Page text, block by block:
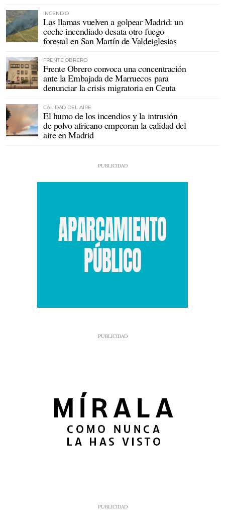
INCENDIO
Las llamas vuelven a golpear Madrid: un
coche incendiado desata otro fuego
forestal en San Martín de Valdeiglesias
FRENTE OBRERO
Frente Obrero convoca una concentración
ante la Embajada de Marruecos para
denunciar la crisis migratoria en Ceuta
CALIDAD DEL AIRE
El humo de los incendios y la intrusión
de polvo africano empeoran la calidad del
aire en Madrid